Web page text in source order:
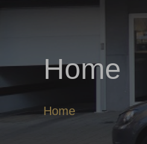
Home
Home